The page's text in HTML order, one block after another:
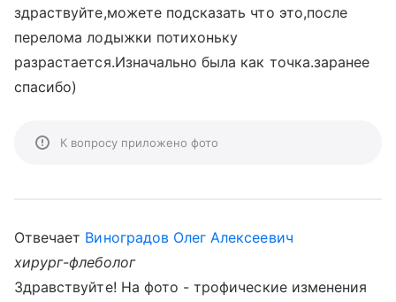
здраствуйте,можете подсказать что это,после
перелома лодыжки потихоньку
разрастается.Изначально была как точка.заранее
спасибо)
К вопросу приложено фото
Отвечает Виноградов Олег Алексеевич
хирург-флеболог
Здравствуйте! На фото - трофические изменения